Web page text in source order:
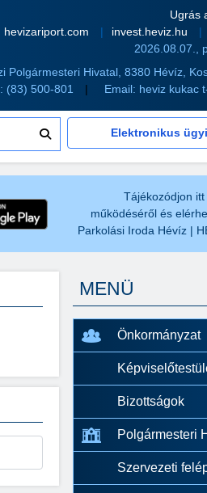
Ugrás
hevizariport.com invest.heviz.hu
2026.08.07.,
Polgármesteri Hivatal, 8380 Hévíz,
(83) 500-801 Email: heviz kukac
Elektronikus
Tájékozódjon
működéséről és
Parkolási Iroda Hévíz |
MENÜ
Önkormányzat
Bizottságok
Polgármesteri
Szervezeti